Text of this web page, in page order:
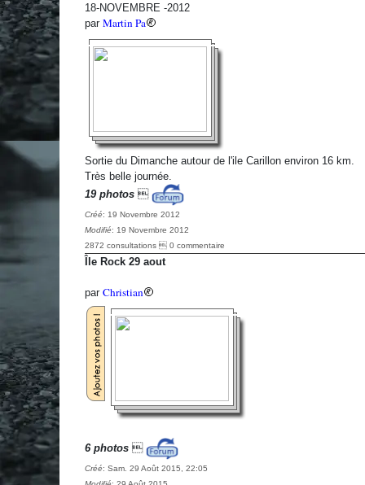
18-NOVEMBRE -2012
par Martin Pa
Sortie du Dimanche autour de l'ile Carillon environ 16 km.
Très belle journée.
19 photos
Créé: 19 Novembre 2012
Modifié: 19 Novembre 2012
2872 consultations  0 commentaire
Île Rock 29 aout
par Christian
6 photos
Créé: Sam. 29 Août 2015, 22:05